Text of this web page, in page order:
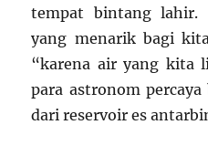
tempat bintang lahir.
yang menarik bagi
“karena air yang
para astronom percaya
dari reservoir es